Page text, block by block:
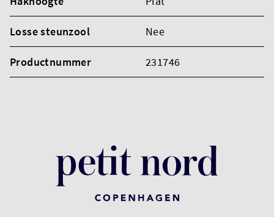
Losse steunzool Nee
Productnummer 231746